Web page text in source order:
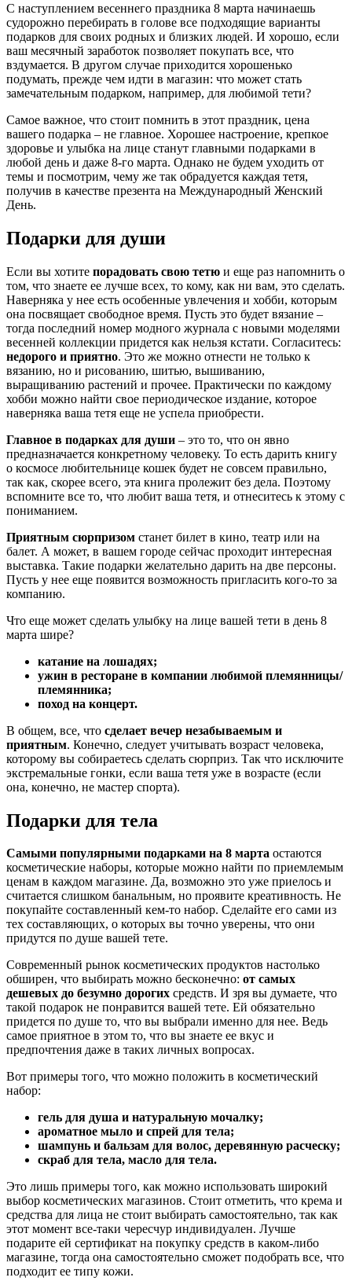
С наступлением весеннего праздника 8 марта начинаешь
судорожно перебирать в голове все подходящие варианты
подарков для своих родных и близких людей. И хорошо, если
ваш месячный заработок позволяет покупать все, что
вздумается. В другом случае приходится хорошенько
подумать, прежде чем идти в магазин: что может стать
замечательным подарком, например, для любимой тети?
Самое важное, что стоит помнить в этот праздник, цена
вашего подарка – не главное. Хорошее настроение, крепкое
здоровье и улыбка на лице станут главными подарками в
любой день и даже 8-го марта. Однако не будем уходить от
темы и посмотрим, чему же так обрадуется каждая тетя,
получив в качестве презента на Международный Женский
День.
Подарки для души
Если вы хотите порадовать свою тетю и еще раз напомнить о
том, что знаете ее лучше всех, то кому, как ни вам, это сделать.
Наверняка у нее есть особенные увлечения и хобби, которым
она посвящает свободное время. Пусть это будет вязание –
тогда последний номер модного журнала с новыми моделями
весенней коллекции придется как нельзя кстати. Согласитесь:
недорого и приятно. Это же можно отнести не только к
вязанию, но и рисованию, шитью, вышиванию,
выращиванию растений и прочее. Практически по каждому
хобби можно найти свое периодическое издание, которое
наверняка ваша тетя еще не успела приобрести.
Главное в подарках для души – это то, что он явно
предназначается конкретному человеку. То есть дарить книгу
о космосе любительнице кошек будет не совсем правильно,
так как, скорее всего, эта книга пролежит без дела. Поэтому
вспомните все то, что любит ваша тетя, и отнеситесь к этому с
пониманием.
Приятным сюрпризом станет билет в кино, театр или на
балет. А может, в вашем городе сейчас проходит интересная
выставка. Такие подарки желательно дарить на две персоны.
Пусть у нее еще появится возможность пригласить кого-то за
компанию.
Что еще может сделать улыбку на лице вашей тети в день 8
марта шире?
катание на лошадях;
ужин в ресторане в компании любимой племянницы/
племянника;
поход на концерт.
В общем, все, что сделает вечер незабываемым и
приятным. Конечно, следует учитывать возраст человека,
которому вы собираетесь сделать сюрприз. Так что исключите
экстремальные гонки, если ваша тетя уже в возрасте (если
она, конечно, не мастер спорта).
Подарки для тела
Самыми популярными подарками на 8 марта остаются
косметические наборы, которые можно найти по приемлемым
ценам в каждом магазине. Да, возможно это уже приелось и
считается слишком банальным, но проявите креативность. Не
покупайте составленный кем-то набор. Сделайте его сами из
тех составляющих, о которых вы точно уверены, что они
придутся по душе вашей тете.
Современный рынок косметических продуктов настолько
обширен, что выбирать можно бесконечно: от самых
дешевых до безумно дорогих средств. И зря вы думаете, что
такой подарок не понравится вашей тете. Ей обязательно
придется по душе то, что вы выбрали именно для нее. Ведь
самое приятное в этом то, что вы знаете ее вкус и
предпочтения даже в таких личных вопросах.
Вот примеры того, что можно положить в косметический
набор:
гель для душа и натуральную мочалку;
ароматное мыло и спрей для тела;
шампунь и бальзам для волос, деревянную расческу;
скраб для тела, масло для тела.
Это лишь примеры того, как можно использовать широкий
выбор косметических магазинов. Стоит отметить, что крема и
средства для лица не стоит выбирать самостоятельно, так как
этот момент все-таки чересчур индивидуален. Лучше
подарите ей сертификат на покупку средств в каком-либо
магазине, тогда она самостоятельно сможет подобрать все, что
подходит ее типу кожи.